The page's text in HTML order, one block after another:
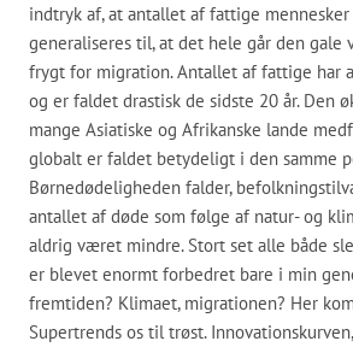
indtryk af, at antallet af fattige
generaliseres til, at det hele går den gale
frygt for migration. Antallet af fattige har
og er faldet drastisk de sidste 20 år. Den
mange Asiatiske og Afrikanske lande
globalt er faldet betydeligt i den samme
Børnedødeligheden falder,
antallet af døde som følge af natur- og
aldrig været mindre. Stort set alle både
er blevet enormt forbedret bare i min
fremtiden? Klimaet, migrationen? Her
Supertrends os til trøst.